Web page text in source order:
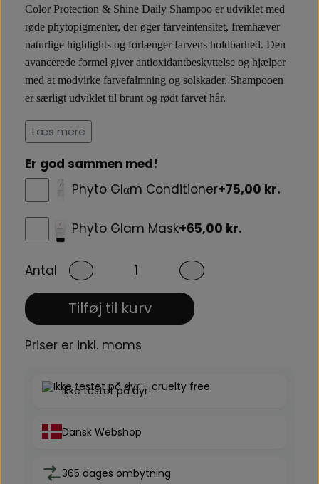
Color Protection & Shine Daily Shampoo er udviklet med
røde phytopigmenter, der øger farveintensitet, fremhæver
naturlige highlights og forlænger farvens holdbarhed. Den
avancerede formel giver antioxidantbeskyttelse og hjælper
med at modvirke farvefalmning og solskader. Shampooen
er særligt udviklet til brunt og rødt farvet hår.
Shampoo til farvet hår.
Den milde formel gør shampooen velegnet til daglig brug.
De aktive plantepigmenter hjælper med at bevare en dyb og
levende farvenuance i
brunt og rødt farvebehandlet hår
samtidig med at håret efterlades glansfuldt, friskt og
farvebeskyttet.
Sådan bruger du Color Protection shampoo
Påfør shampoo i vådt hår og massér blidt ind i hovedbund
og længder. Skyl grundigt og gentag om nødvendigt for
Undgå kontakt med øjnene. Kommer produktet i øjnene,
Læs mere
Er god sammen med!
Phyto Glαm Conditioner+75,00 kr.
Phyto Glam Mask+65,00 kr.
Antal
Tilføj til kurv
Priser er inkl. moms
Ikke testet på dyr!
Dansk Webshop
365 dages ombytning